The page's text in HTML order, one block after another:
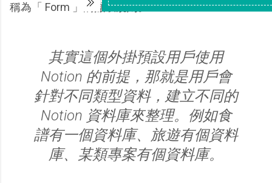
稱為「 Form 」的擷取規則。
其實這個外掛預設用戶使用
Notion 的前提，那就是用戶會
針對不同類型資料，建立不同的
Notion 資料庫來整理。例如食
譜有一個資料庫、旅遊有個資料
庫、某類專案有個資料庫。